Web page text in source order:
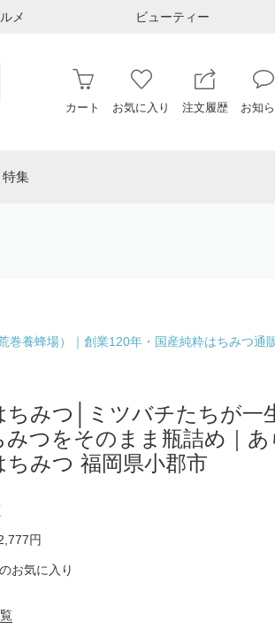
メ ビューティー
カート お気に入り 注文履歴 お知
特集
巻養蜂場）｜創業120年・国産純粋はちみつ通
ちみつ│ミツバチたちが一
つをそのまま瓶詰め｜あ
ちみつ 福岡県小郡市
円
お気に入り